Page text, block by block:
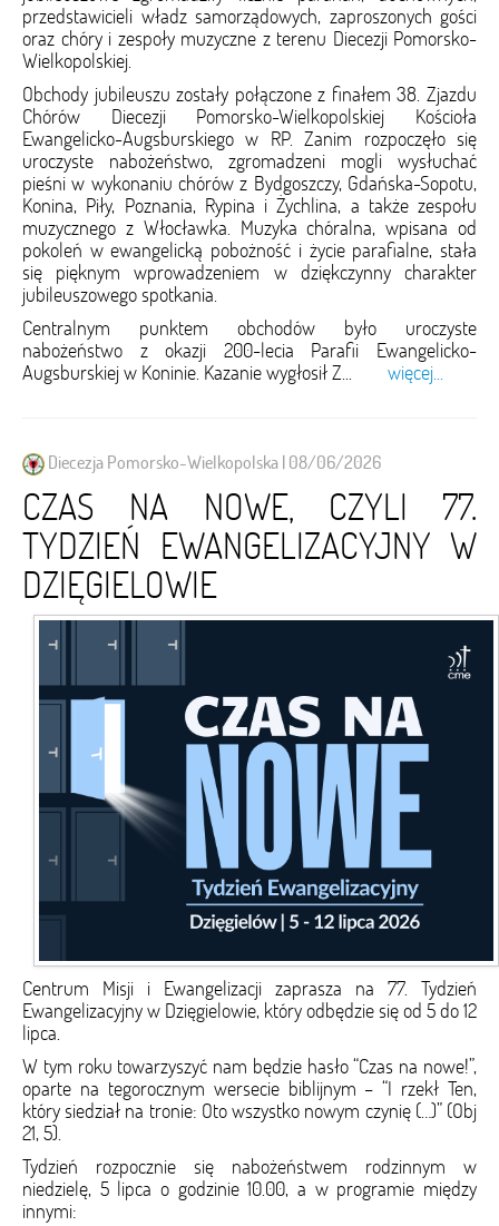
przedstawicieli władz samorządowych, zaproszonych gości
oraz chóry i zespoły muzyczne z terenu Diecezji Pomorsko-
Wielkopolskiej.
Obchody jubileuszu zostały połączone z finałem 38. Zjazdu
Chórów Diecezji Pomorsko-Wielkopolskiej Kościoła
Ewangelicko-Augsburskiego w RP. Zanim rozpoczęło się
uroczyste nabożeństwo, zgromadzeni mogli wysłuchać
pieśni w wykonaniu chórów z Bydgoszczy, Gdańska-Sopotu,
Konina, Piły, Poznania, Rypina i Żychlina, a także zespołu
muzycznego z Włocławka. Muzyka chóralna, wpisana od
pokoleń w ewangelicką pobożność i życie parafialne, stała
się pięknym wprowadzeniem w dziękczynny charakter
jubileuszowego spotkania.
Centralnym punktem obchodów było uroczyste
nabożeństwo z okazji 200-lecia Parafii Ewangelicko-
Augsburskiej w Koninie. Kazanie wygłosił Z... więcej...
Diecezja Pomorsko-Wielkopolska | 08/06/2026
CZAS NA NOWE, CZYLI 77.
TYDZIEŃ EWANGELIZACYJNY W
DZIĘGIELOWIE
Centrum Misji i Ewangelizacji zaprasza na 77. Tydzień
Ewangelizacyjny w Dzięgielowie, który odbędzie się od 5 do 12
lipca.
W tym roku towarzyszyć nam będzie hasło “Czas na nowe!”,
oparte na tegorocznym wersecie biblijnym – “I rzekł Ten,
który siedział na tronie: Oto wszystko nowym czynię (…)” (Obj
21, 5).
Tydzień rozpocznie się nabożeństwem rodzinnym w
niedzielę, 5 lipca o godzinie 10.00, a w programie między
innymi: